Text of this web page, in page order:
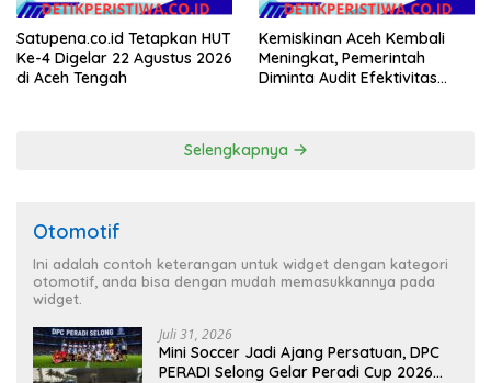
Satupena.co.id Tetapkan HUT
Ke-4 Digelar 22 Agustus 2026
di Aceh Tengah
Kemiskinan Aceh Kembali
Meningkat, Pemerintah
Diminta Audit Efektivitas
Selengkapnya
Otomotif
Ini adalah contoh keterangan untuk widget dengan kategori
otomotif, anda bisa dengan mudah memasukkannya pada
widget.
Juli 31, 2026
Mini Soccer Jadi Ajang Persatuan, DPC
PERADI Selong Gelar Peradi Cup 2026